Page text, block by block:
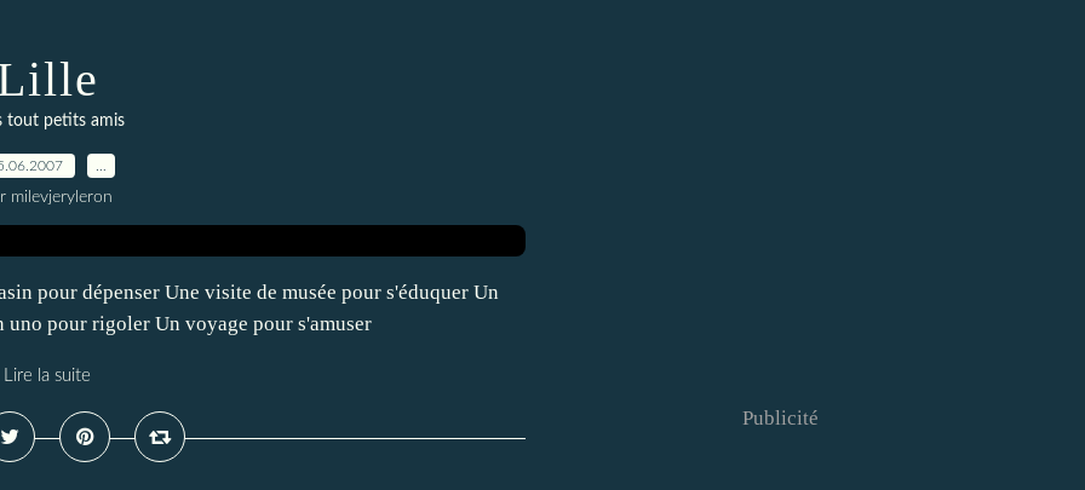
tout petits amis
milevjeryleron
pour dépenser Une visite de musée pour s'éduquer Un
pour rigoler Un voyage pour s'amuser
Lire la suite
Publicité